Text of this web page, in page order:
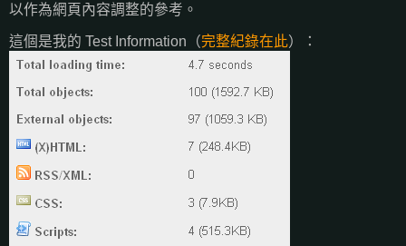
以作為網頁內容調整的參考。
這個是我的 Test Information（完整紀錄在此）：